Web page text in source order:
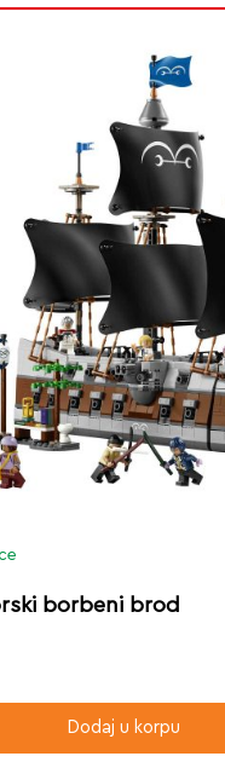
borbeni brod
Dodaj u korpu